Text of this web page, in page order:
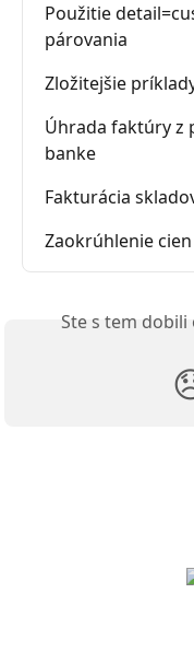
Použitie
párovania
Zložitejšie
Úhrada faktúry z
banke
Fakturácia
Zaokrúhlenie cien
Ste s tem dobili